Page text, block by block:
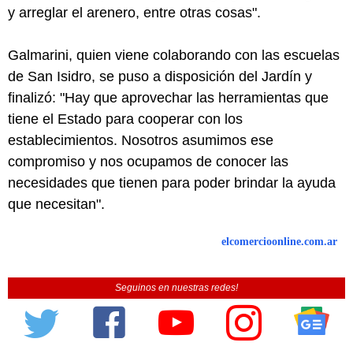
y arreglar el arenero, entre otras cosas".
Galmarini, quien viene colaborando con las escuelas
de San Isidro, se puso a disposición del Jardín y
finalizó: "Hay que aprovechar las herramientas que
tiene el Estado para cooperar con los
establecimientos. Nosotros asumimos ese
compromiso y nos ocupamos de conocer las
necesidades que tienen para poder brindar la ayuda
que necesitan".
elcomercioonline.com.ar
Seguinos en nuestras redes!